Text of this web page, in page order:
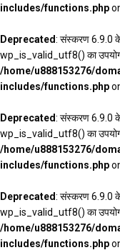
includes/functions.php
Deprecated: संस्करण 6.9.0
wp_is_valid_utf8() का
/home/u888153276/
includes/functions.php
Deprecated: संस्करण 6.9.0
wp_is_valid_utf8() का
/home/u888153276/
includes/functions.php
Deprecated: संस्करण 6.9.0
wp_is_valid_utf8() का
/home/u888153276/
includes/functions.php